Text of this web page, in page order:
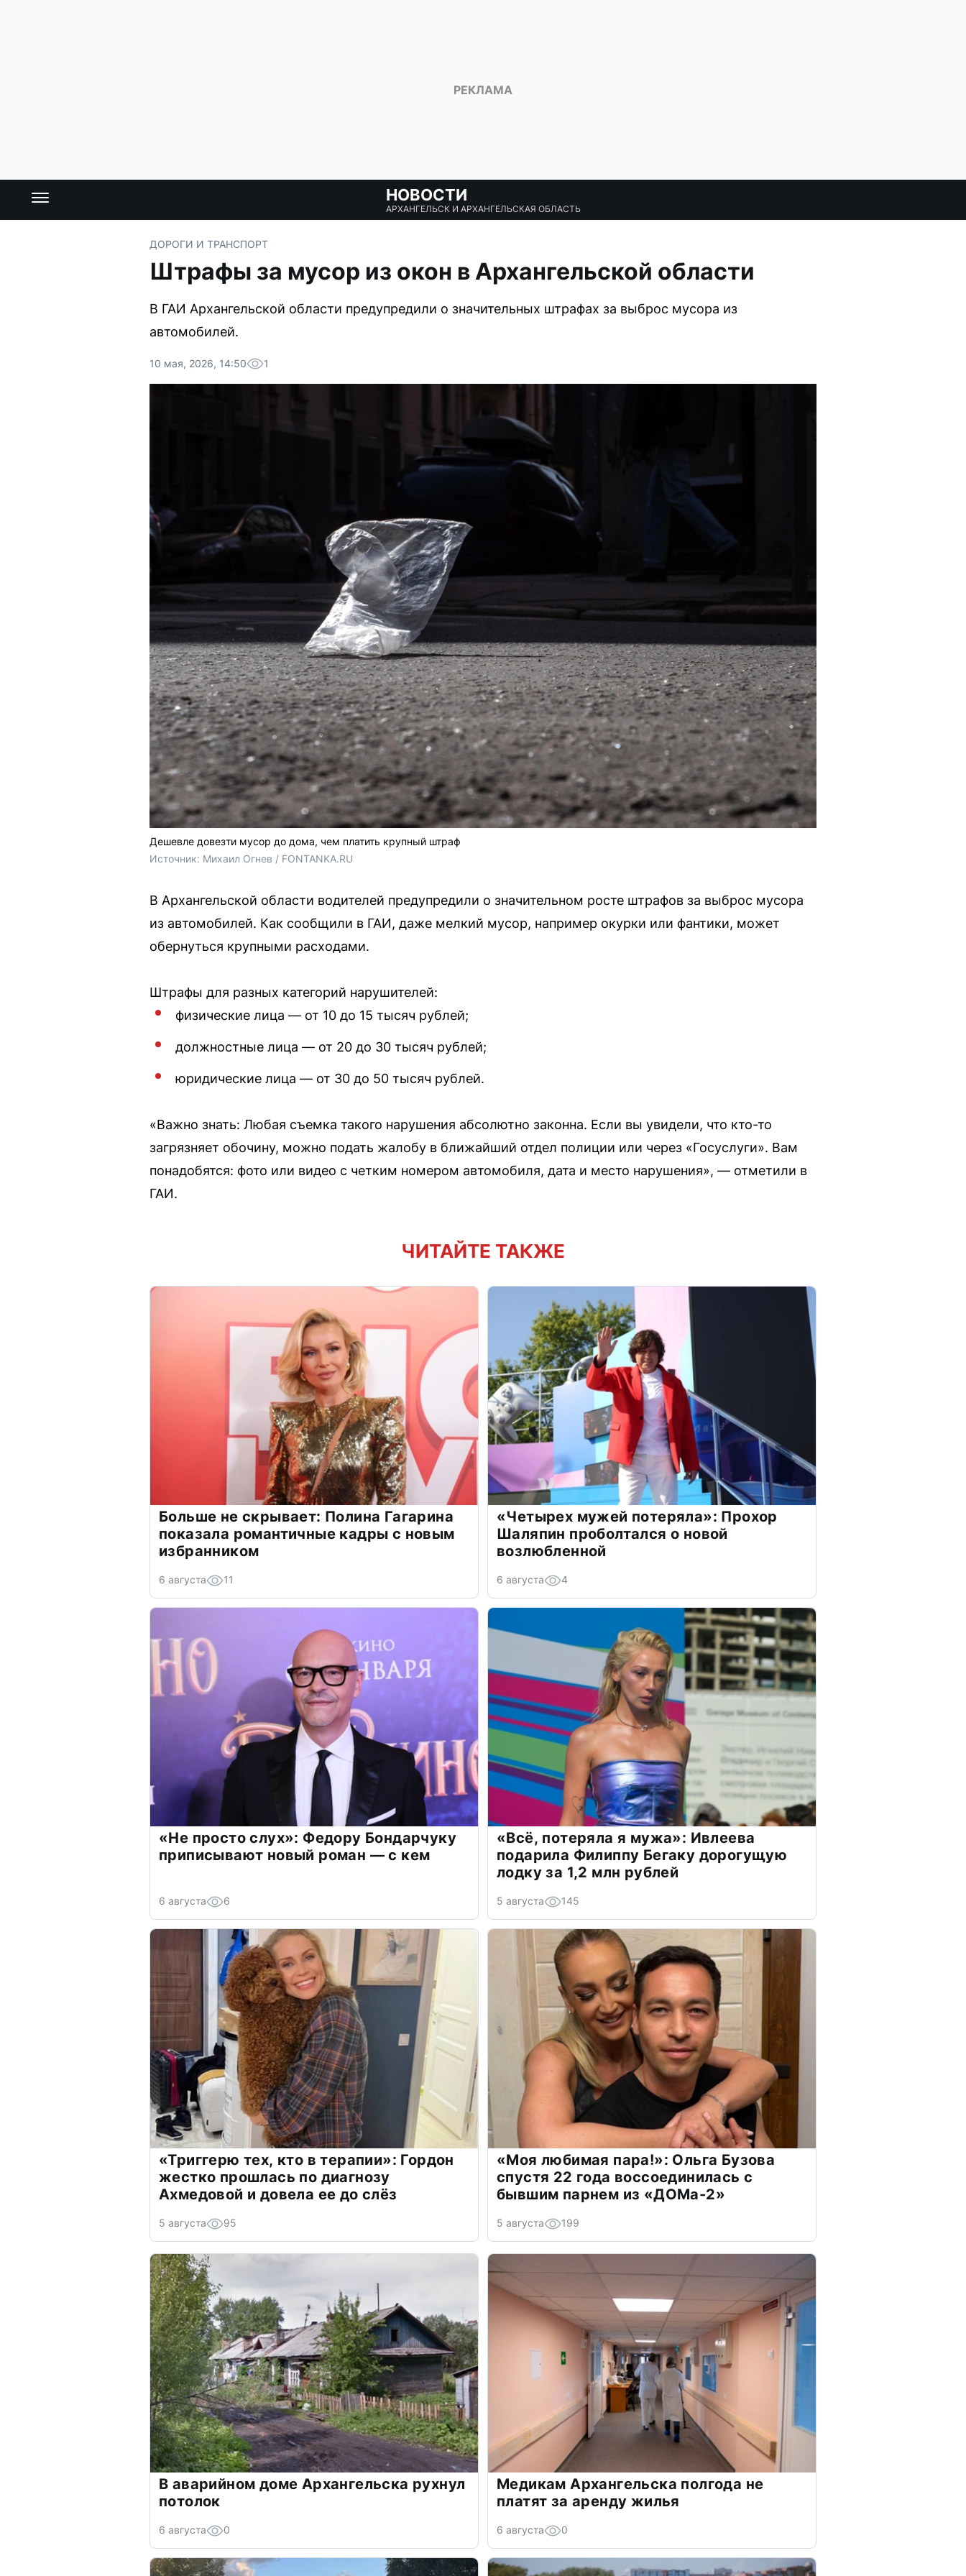
НОВОСТИ
АРХАНГЕЛЬСК И АРХАНГЕЛЬСКАЯ ОБЛАСТЬ
ДОРОГИ И ТРАНСПОРТ
Штрафы за мусор из окон в Архангельской области
В ГАИ Архангельской области предупредили о значительных штрафах за выброс мусора из
автомобилей.
10 мая, 2026, 14:50 1
Дешевле довезти мусор до дома, чем платить крупный штраф
Источник: Михаил Огнев / FONTANKA.RU
В Архангельской области водителей предупредили о значительном росте штрафов за выброс мусора
из автомобилей. Как сообщили в ГАИ, даже мелкий мусор, например окурки или фантики, может
обернуться крупными расходами.
Штрафы для разных категорий нарушителей:
физические лица — от 10 до 15 тысяч рублей;
должностные лица — от 20 до 30 тысяч рублей;
юридические лица — от 30 до 50 тысяч рублей.
«Важно знать: Любая съемка такого нарушения абсолютно законна. Если вы увидели, что кто-то
загрязняет обочину, можно подать жалобу в ближайший отдел полиции или через «Госуслуги». Вам
понадобятся: фото или видео с четким номером автомобиля, дата и место нарушения», — отметили в
ГАИ.
ЧИТАЙТЕ ТАКЖЕ
Больше не скрывает: Полина Гагарина
показала романтичные кадры с новым
избранником
6 августа 11
«Четырех мужей потеряла»: Прохор
Шаляпин проболтался о новой
возлюбленной
6 августа 4
«Не просто слух»: Федору Бондарчуку
приписывают новый роман — с кем
6 августа 6
«Всё, потеряла я мужа»: Ивлеева
подарила Филиппу Бегаку дорогущую
лодку за 1,2 млн рублей
5 августа 145
«Триггерю тех, кто в терапии»: Гордон
жестко прошлась по диагнозу
Ахмедовой и довела ее до слёз
5 августа 95
«Моя любимая пара!»: Ольга Бузова
спустя 22 года воссоединилась с
бывшим парнем из «ДОМа-2»
5 августа 199
В аварийном доме Архангельска рухнул
потолок
6 августа 0
Медикам Архангельска полгода не
платят за аренду жилья
6 августа 0